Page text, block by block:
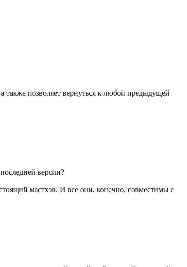
также позволяет вернуться к любой предыдущей
версии?
мастхэв. И все они, конечно, совместимы с